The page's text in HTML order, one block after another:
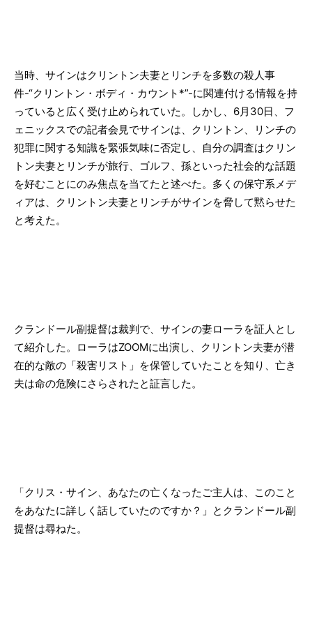
当時、サインはクリントン夫妻とリンチを多数の殺人事
件-“クリントン・ボディ・カウント*”-に関連付ける情報を持
っていると広く受け止められていた。しかし、6月30日、フ
ェニックスでの記者会見でサインは、クリントン、リンチの
犯罪に関する知識を緊張気味に否定し、自分の調査はクリン
トン夫妻とリンチが旅行、ゴルフ、孫といった社会的な話題
を好むことにのみ焦点を当てたと述べた。多くの保守系メデ
ィアは、クリントン夫妻とリンチがサインを脅して黙らせた
と考えた。
クランドール副提督は裁判で、サインの妻ローラを証人とし
て紹介した。ローラはZOOMに出演し、クリントン夫妻が潜
在的な敵の「殺害リスト」を保管していたことを知り、亡き
夫は命の危険にさらされたと証言した。
「クリス・サイン、あなたの亡くなったご主人は、このこと
をあなたに詳しく話していたのですか？」とクランドール副
提督は尋ねた。